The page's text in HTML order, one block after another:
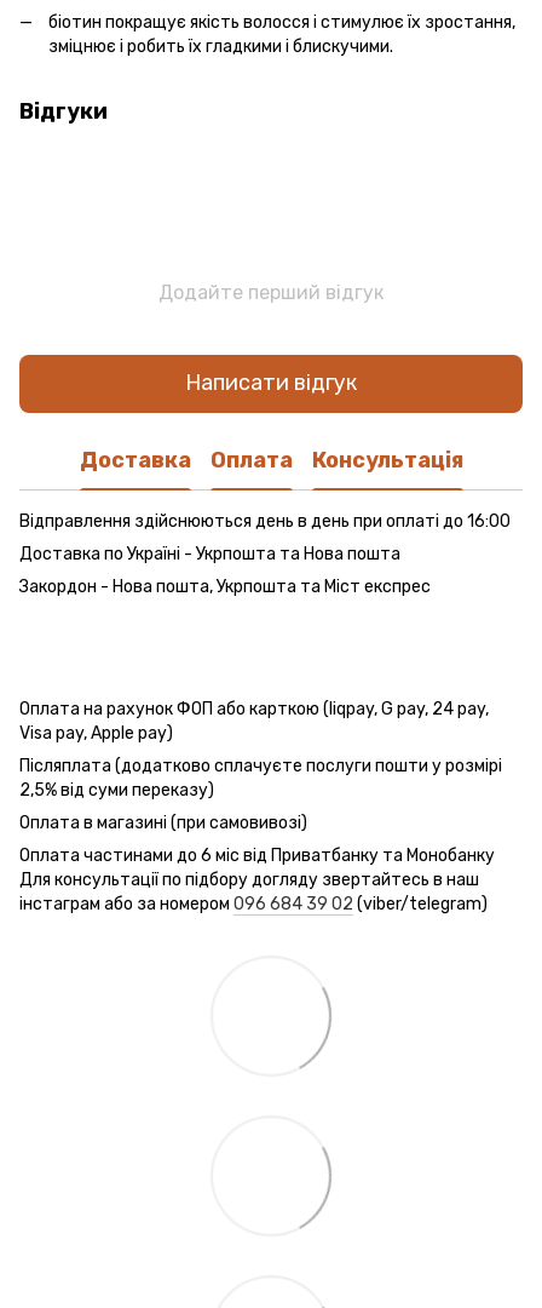
біотин покращує якість волосся і стимулює їх зростання,
зміцнює і робить їх гладкими і блискучими.
Відгуки
Додайте перший відгук
Написати відгук
Доставка Оплата Консультація
Відправлення здійснюються день в день при оплаті до 16:00
Доставка по Україні - Укрпошта та Нова пошта
Закордон - Нова пошта, Укрпошта та Міст експрес
Оплата на рахунок ФОП або карткою (liqpay, G pay, 24 pay,
Visa pay, Apple pay)
Післяплата (додатково сплачуєте послуги пошти у розмірі
2,5% від суми переказу)
Оплата в магазині (при самовивозі)
Оплата частинами до 6 міс від Приватбанку та Монобанку
Для консультації по підбору догляду звертайтесь в наш
інстаграм або за номером 096 684 39 02 (viber/telegram)